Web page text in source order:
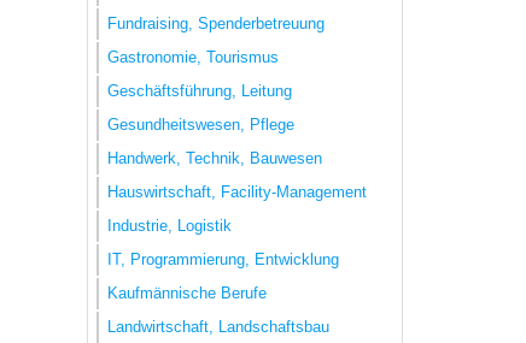
Fundraising, Spenderbetreuung
Gastronomie, Tourismus
Geschäftsführung, Leitung
Gesundheitswesen, Pflege
Handwerk, Technik, Bauwesen
Hauswirtschaft, Facility-Management
Industrie, Logistik
IT, Programmierung, Entwicklung
Kaufmännische Berufe
Landwirtschaft, Landschaftsbau